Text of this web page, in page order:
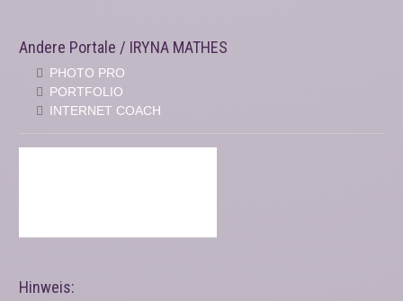
Andere Portale / IRYNA MATHES
PHOTO PRO
PORTFOLIO
INTERNET COACH
Hinweis: